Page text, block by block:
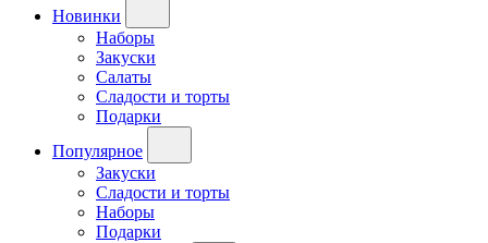
Новинки
Наборы
Закуски
Салаты
Сладости и торты
Подарки
Популярное
Закуски
Сладости и торты
Наборы
Подарки